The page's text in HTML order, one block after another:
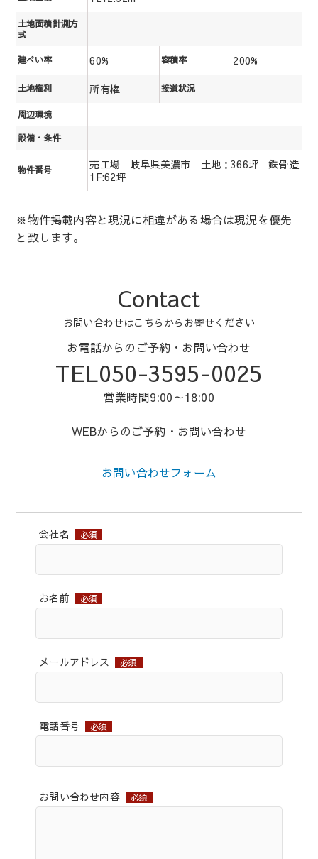
土地面積計測方
式
建ぺい率 60% 容積率 200%
土地権利 所有権 接道状況
周辺環境
設備・条件
物件番号
売工場 岐阜県美濃市 土地：366坪 鉄骨造
1F:62坪
※物件掲載内容と現況に相違がある場合は現況を優先
と致します。
Contact
お問い合わせはこちらからお寄せください
お電話からのご予約・お問い合わせ
TEL050-3595-0025
営業時間9:00～18:00
WEBからのご予約・お問い合わせ
お問い合わせフォーム
会社名 必須
お名前 必須
メールアドレス 必須
電話番号 必須
お問い合わせ内容 必須